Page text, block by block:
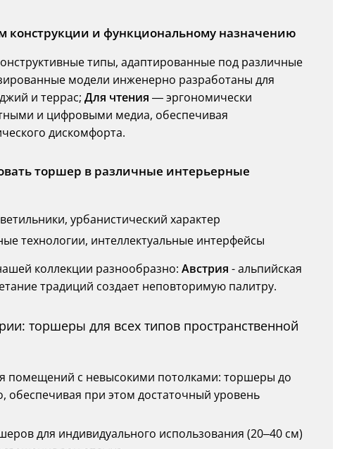
конструкции и функциональному назначению
типы, адаптированные под различные
модели инженерно разработаны для
и террас; Для чтения — эргономически
и цифровыми медиа, обеспечивая
дискомфорта.
торшер в различные интерьерные
урбанистический характер
технологии, интеллектуальные интерфейсы
коллекции разнообразно: Австрия - альпийская
традиций создает неповторимую палитру.
торшеры для всех типов пространственной
помещений с невысокими потолками: торшеры до
обеспечивая при этом достаточный уровень
для индивидуального использования (20–40 см)